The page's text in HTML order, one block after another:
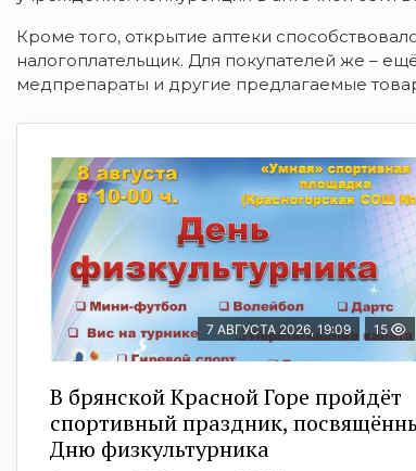
Кроме того, открытие аптеки
налогоплательщик. Для покупателей же –
медпрепараты и другие предлагаемые
7 АВГУСТА 2026, 19:09 15
В брянской Красной Горе пройдёт
спортивный праздник,
Дню физкультурника